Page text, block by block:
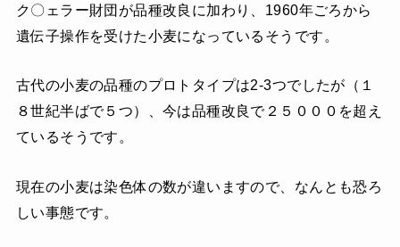
ク〇ェラー財団が品種改良に加わり、1960年ごろから
遺伝子操作を受けた小麦になっているそうです。
古代の小麦の品種のプロトタイプは2-3つでしたが（１
８世紀半ばで５つ）、今は品種改良で２５０００を超え
ているそうです。
現在の小麦は染色体の数が違いますので、なんとも恐ろ
しい事態です。